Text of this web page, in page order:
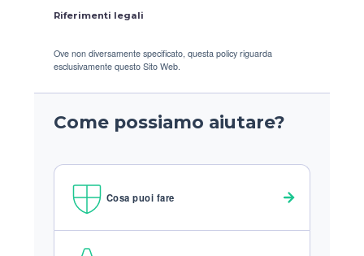
Riferimenti legali
Ove non diversamente specificato, questa policy riguarda
esclusivamente questo Sito Web.
Come possiamo aiutare?
Cosa puoi fare